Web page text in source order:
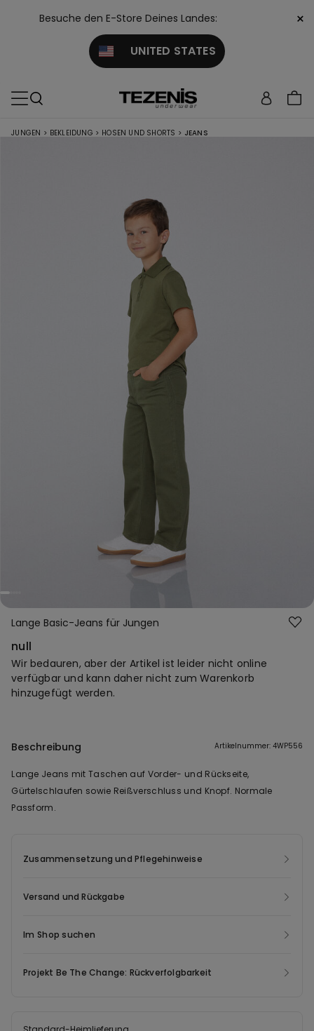
Besuche den E-Store Deines Landes:
UNITED STATES
×
JUNGEN > BEKLEIDUNG > HOSEN UND SHORTS > JEANS
Lange Basic-Jeans für Jungen
null
Wir bedauren, aber der Artikel ist leider nicht online
verfügbar und kann daher nicht zum Warenkorb
hinzugefügt werden.
Beschreibung Artikelnummer: 4WP556
Lange Jeans mit Taschen auf Vorder- und Rückseite,
Gürtelschlaufen sowie Reißverschluss und Knopf. Normale
Passform.
Zusammensetzung und Pflegehinweise
Versand und Rückgabe
Im Shop suchen
Projekt Be The Change: Rückverfolgbarkeit